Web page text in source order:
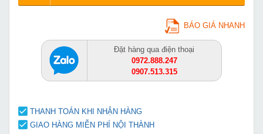
BÁO GIÁ NHANH
Đặt hàng qua điện thoại
0972.888.247
0907.513.315
THANH TOÁN KHI NHẬN HÀNG
GIAO HÀNG MIỄN PHÍ NỘI THÀNH